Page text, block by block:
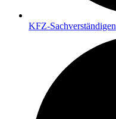
KFZ-Sachverständigen